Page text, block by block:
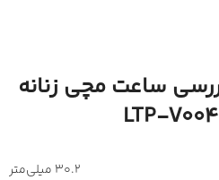
ساعت مچی زنانه
30.2 میلی‌متر